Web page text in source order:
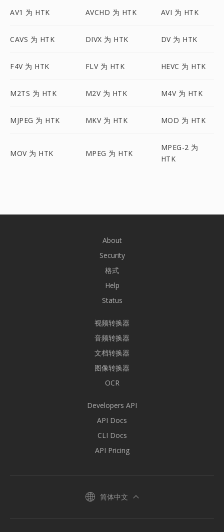
AV1 为 HTK AVCHD 为 HTK AVI 为 HTK
CAVS 为 HTK DIVX 为 HTK DV 为 HTK
F4V 为 HTK FLV 为 HTK HEVC 为 HTK
M2TS 为 HTK M2V 为 HTK M4V 为 HTK
MJPEG 为 HTK MKV 为 HTK MOD 为 HTK
MOV 为 HTK MPEG 为 HTK
MPEG-2 为
HTK
About
Security
格式
Help
Status
视频转换器
音频转换器
文档转换器
图像转换器
OCR
Developers API
API Docs
CLI Docs
API Pricing
简体中文